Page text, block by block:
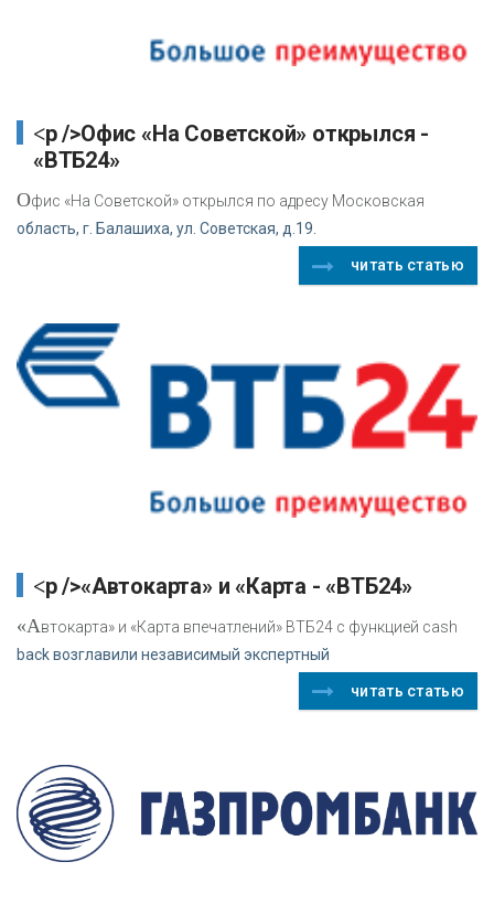
<p />Офис «На Советской» открылся -
«ВТБ24»
Офис «На Советской» открылся по адресу Московская
область, г. Балашиха, ул. Советская, д.19.
читать статью
<p />«Автокарта» и «Карта - «ВТБ24»
«Автокарта» и «Карта впечатлений» ВТБ24 с функцией cash
back возглавили независимый экспертный
читать статью